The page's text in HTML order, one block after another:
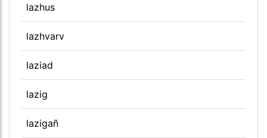
lazhus
lazhvarv
laziad
lazig
lazigañ